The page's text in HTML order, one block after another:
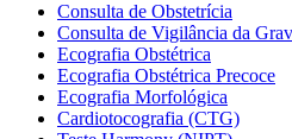
Consulta de Obstetrícia
Consulta de Vigilância da
Ecografia Obstétrica
Ecografia Obstétrica Precoce
Ecografia Morfológica
Cardiotocografia (CTG)